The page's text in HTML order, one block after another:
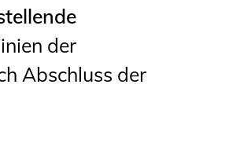
der
Abschluss der